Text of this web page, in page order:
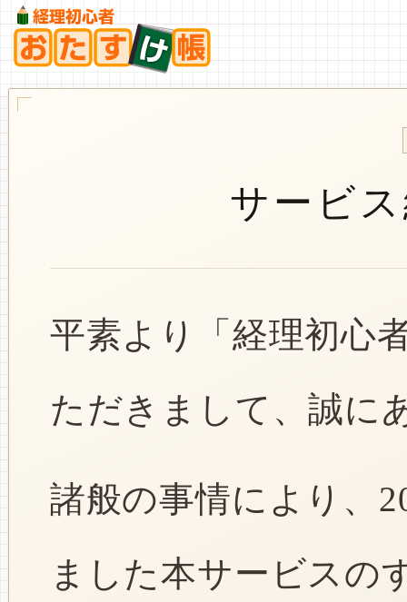
サービ
平素より「経理初心
ただきまして、誠に
諸般の事情により、
ました本サービスの